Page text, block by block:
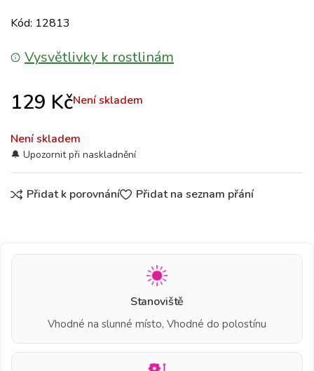
Kód: 12813
Vysvětlivky k rostlinám
129 KčNení skladem
Není skladem
Přidat k porovnání Přidat na seznam přání
Stanoviště
Vhodné na slunné místo, Vhodné do polostínu